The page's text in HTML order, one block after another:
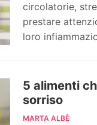
circolatorie,
prestare
loro
5 alimenti
sorriso
MARTA ALBÈ